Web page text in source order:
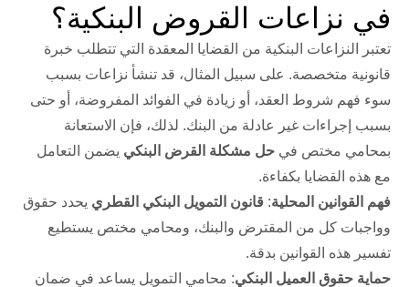
في نزاعات القروض البنكية؟
تعتبر النزاعات البنكية من القضايا المعقدة التي تتطلب خبرة
قانونية متخصصة. على سبيل المثال، قد تنشأ نزاعات بسبب
سوء فهم شروط العقد، أو زيادة في الفوائد المفروضة، أو حتى
بسبب إجراءات غير عادلة من البنك. لذلك، فإن الاستعانة
بمحامي مختص في حل مشكلة القرض البنكي يضمن التعامل
مع هذه القضايا بكفاءة.
فهم القوانين المحلية: قانون التمويل البنكي القطري يحدد حقوق
وواجبات كل من المقترض والبنك، ومحامي مختص يستطيع
تفسير هذه القوانين بدقة.
حماية حقوق العميل البنكي: محامي التمويل يساعد في ضمان